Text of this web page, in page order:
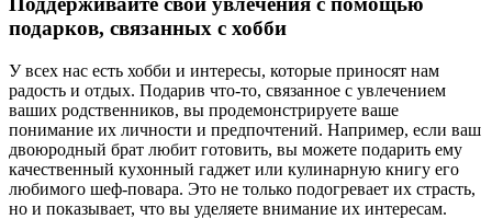
подарков, связанных с хобби
У всех нас есть хобби и интересы, которые приносят нам
радость и отдых. Подарив что-то, связанное с увлечением
ваших родственников, вы продемонстрируете ваше
понимание их личности и предпочтений. Например, если ваш
двоюродный брат любит готовить, вы можете подарить ему
качественный кухонный гаджет или кулинарную книгу его
любимого шеф-повара. Это не только подогревает их страсть,
но и показывает, что вы уделяете внимание их интересам.